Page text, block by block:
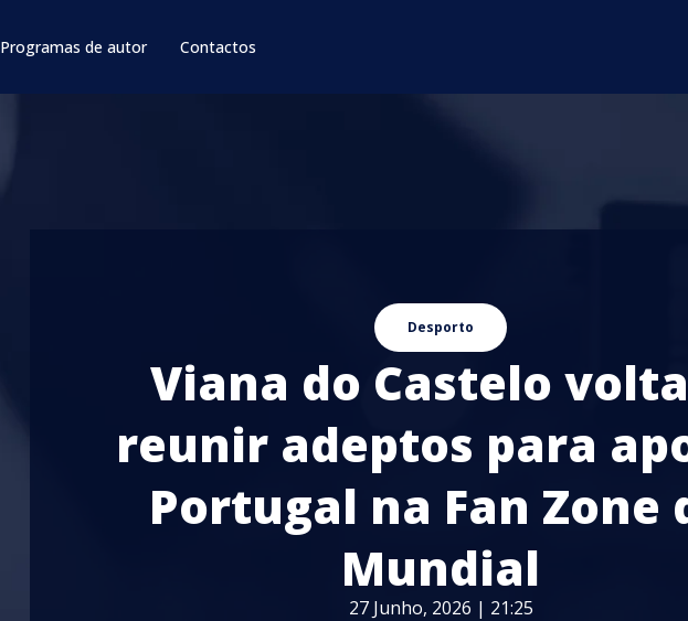
Programas de autor Contactos
Desporto
Viana do Castelo
reunir adeptos para
Portugal na Fan Zone
Mundial
27 Junho, 2026 | 21:25